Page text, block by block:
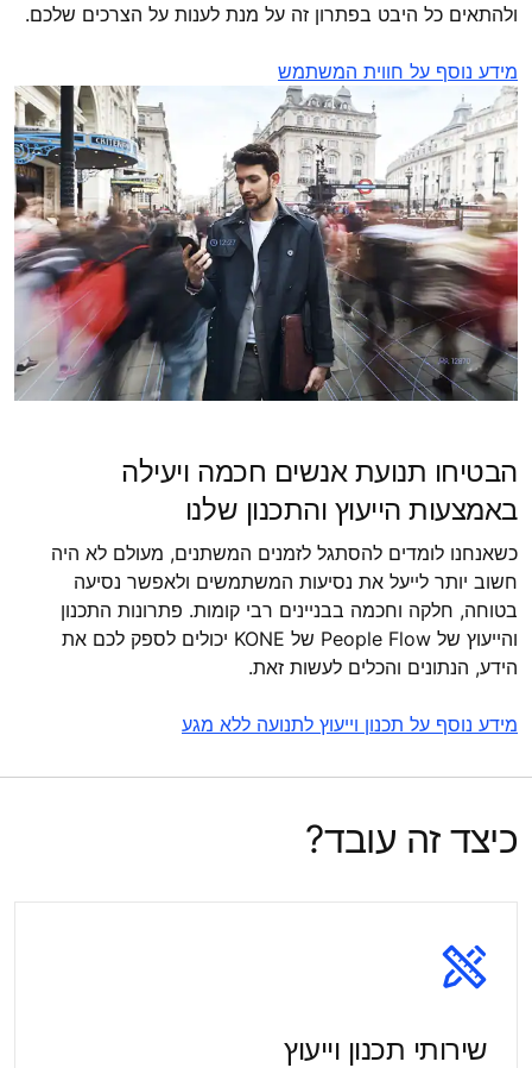
ולהתאים כל היבט בפתרון זה על מנת לענות על הצרכים שלכם.
מידע נוסף על חווית המשתמש
הבטיחו תנועת אנשים חכמה ויעילה
באמצעות הייעוץ והתכנון שלנו
כשאנחנו לומדים להסתגל לזמנים המשתנים, מעולם לא היה
חשוב יותר לייעל את נסיעות המשתמשים ולאפשר נסיעה
בטוחה, חלקה וחכמה בבניינים רבי קומות. פתרונות התכנון
והייעוץ של People Flow של KONE יכולים לספק לכם את
הידע, הנתונים והכלים לעשות זאת.
מידע נוסף על תכנון וייעוץ לתנועה ללא מגע
כיצד זה עובד?
שירותי תכנון וייעוץ